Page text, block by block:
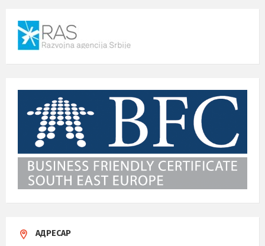
АДРЕСАР